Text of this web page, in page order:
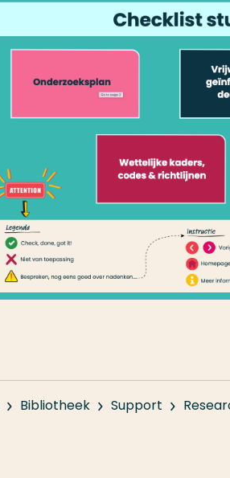
Bibliotheek Support